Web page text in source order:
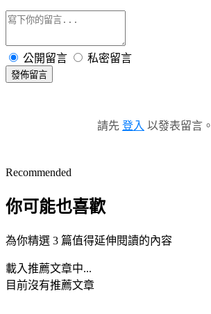
公開留言 私密留言
發佈留言
請先 登入 以發表留言。
Recommended
你可能也喜歡
為你精選 3 篇值得延伸閱讀的內容
載入推薦文章中...
目前沒有推薦文章